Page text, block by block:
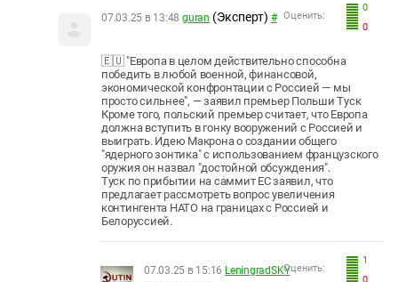
0
0
Оценить:
07.03.25 в 13:48 guran (Эксперт) #
🇪🇺 "Европа в целом действительно способна
победить в любой военной, финансовой,
экономической конфронтации с Россией — мы
просто сильнее", — заявил премьер Польши Туск
Кроме того, польский премьер считает, что Европа
должна вступить в гонку вооружений с Россией и
выиграть. Идею Макрона о создании общего
"ядерного зонтика" с использованием французского
оружия он назвал "достойной обсуждения".
Туск по прибытии на саммит ЕС заявил, что
предлагает рассмотреть вопрос увеличения
контингента НАТО на границах с Россией и
Белоруссией.
1
0
Оценить:
07.03.25 в 15:16 LeningradSKY